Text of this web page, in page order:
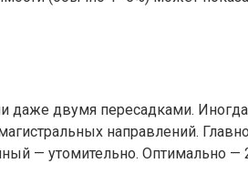
даже двумя пересадками.
направлений.
— утомительно. Оптимально —